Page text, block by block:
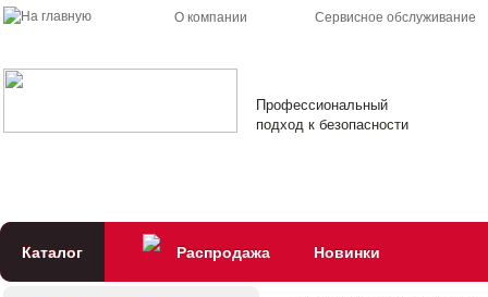
О компании Сервисное обслуживание
Профессиональный
подход к безопасности
Каталог Распродажа Новинки